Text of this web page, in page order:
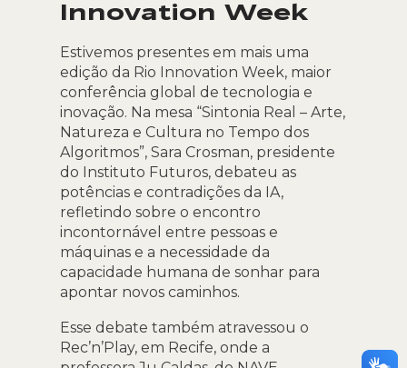
Innovation Week
Estivemos presentes em mais uma
edição da Rio Innovation Week, maior
conferência global de tecnologia e
inovação. Na mesa “Sintonia Real – Arte,
Natureza e Cultura no Tempo dos
Algoritmos”, Sara Crosman, presidente
do Instituto Futuros, debateu as
potências e contradições da IA,
refletindo sobre o encontro
incontornável entre pessoas e
máquinas e a necessidade da
capacidade humana de sonhar para
apontar novos caminhos.
Esse debate também atravessou o
Rec’n’Play, em Recife, onde a